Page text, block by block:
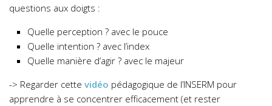
questions aux doigts :
Quelle perception ? avec le pouce
Quelle intention ? avec l’index
Quelle manière d’agir ? avec le majeur
-> Regarder cette vidéo pédagogique de l’INSERM pour
apprendre à se concentrer efficacement (et rester